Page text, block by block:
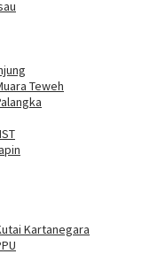
Teweh
Kartanegara